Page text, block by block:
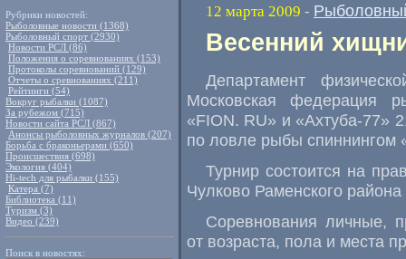
Рубрики новостей:
Рыболовные новости (1368)
Рыболовный спорт (2930)
Новости РСЛ (86)
Положения о соревнованиях (153)
Протоколы соревнований (129)
Отчеты о сревнованиях (211)
Рейтинги (54)
Вокруг рыбалки (1087)
За рубежом (715)
Новости сайта РСЛ (867)
Анонсы рыболовных журналов (207)
Борьба с браконьерами (650)
Происшествия (698)
Экология (404)
Hi-tech для рыбалки (155)
Катера (7)
Библиотека (11)
Туризм (3)
Видео (239)
Поиск в новостях:
12 марта 2009 -
Весенний
Департамент
Московская федерация
«FION. RU» и «Ахтуба-77»
по ловле рыбы
Турнир состоится на
Чулково Раменского
Соревнования личные,
от возраста, пола и места